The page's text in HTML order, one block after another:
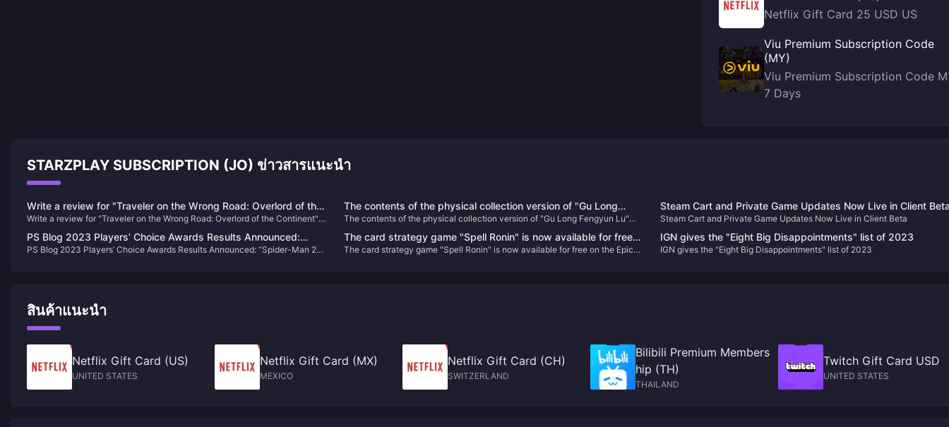
Netflix Gift Card 25 USD US
Viu Premium Subscription Code
(MY)
Viu Premium Subscription Code
7 Days
STARZPLAY SUBSCRIPTION (JO) ข่าวสารแนะนำ
Write a review for "Traveler on the Wrong Road: Overlord of the
Continent" and draw 10 100-yuan JD.com cards
Write a review for "Traveler on the Wrong Road: Overlord of the Continent"
The contents of the physical collection version of "Gu Long
Fengyun Lu" are announced, and the first 300 people will
receive Xu Changlong's autograph
The contents of the physical collection version of "Gu Long Fengyun Lu"
autograph
Steam Cart and Private Game Updates Now Live in Client
Steam Cart and Private Game Updates Now Live in Client Beta
PS Blog 2023 Players’ Choice Awards Results Announced:
“Spider-Man 2” Takes Half of the Sky
PS Blog 2023 Players’ Choice Awards Results Announced: “Spider-Man 2”
The card strategy game "Spell Ronin" is now available for free
on the Epic Store
The card strategy game "Spell Ronin" is now available for free on the Epic
IGN gives the "Eight Big Disappointments" list of 2023
IGN gives the "Eight Big Disappointments" list of 2023
สินค้าแนะนำ
Netflix Gift Card (US)
UNITED STATES
Netflix Gift Card (MX)
MEXICO
Netflix Gift Card (CH)
SWITZERLAND
Bilibili Premium Members
hip (TH)
THAILAND
Twitch Gift Card USD
UNITED STATES